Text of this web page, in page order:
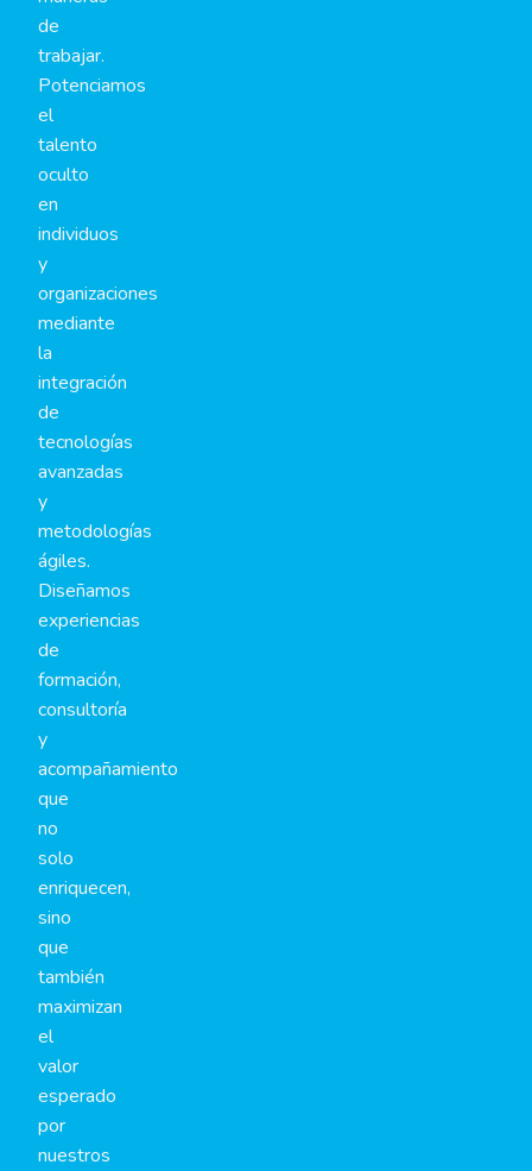
de
trabajar.
Potenciamos
el
talento
oculto
en
individuos
y
organizaciones
mediante
la
integración
de
tecnologías
avanzadas
y
metodologías
ágiles.
Diseñamos
experiencias
de
formación,
consultoría
y
acompañamiento
que
no
solo
enriquecen,
sino
que
también
maximizan
el
valor
esperado
por
nuestros